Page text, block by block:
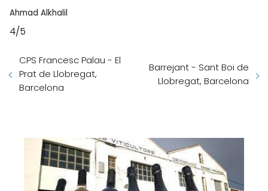
Ahmad Alkhalil
4/5
CPS Francesc Palau - El
Prat de Llobregat,
Barcelona
Barrejant - Sant Boi de
Llobregat, Barcelona